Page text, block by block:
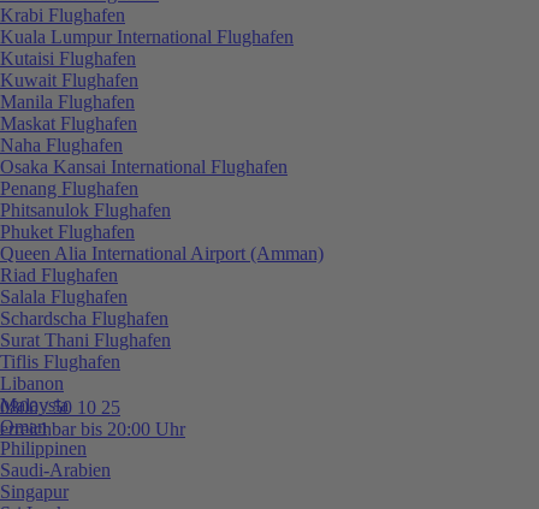
0800 / 50 10 25
erreichbar bis 20:00 Uhr
Krabi Flughafen
Kuala Lumpur International Flughafen
Kutaisi Flughafen
Kuwait Flughafen
Manila Flughafen
Maskat Flughafen
Naha Flughafen
Osaka Kansai International Flughafen
Penang Flughafen
Phitsanulok Flughafen
Phuket Flughafen
Queen Alia International Airport (Amman)
Riad Flughafen
Salala Flughafen
Schardscha Flughafen
Surat Thani Flughafen
Tiflis Flughafen
Libanon
Malaysia
Oman
Philippinen
Saudi-Arabien
Singapur